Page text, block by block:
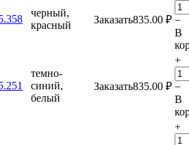
черный,
красный
Заказать835.00 ₽ −
В
темно-
синий,
белый
Заказать835.00 ₽
+
−
В
+